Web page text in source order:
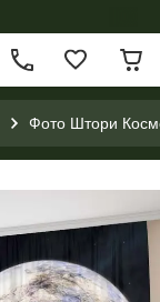
Фото Штори